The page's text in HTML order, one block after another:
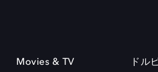
Movies & TV ドル